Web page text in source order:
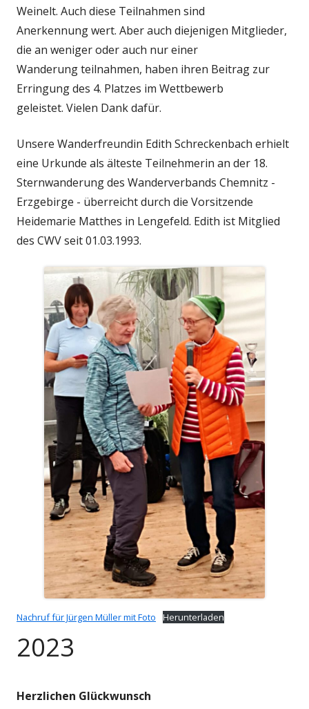
Weinelt. Auch diese Teilnahmen sind
Anerkennung wert. Aber auch diejenigen Mitglieder,
die an weniger oder auch nur einer
Wanderung teilnahmen, haben ihren Beitrag zur
Erringung des 4. Platzes im Wettbewerb
geleistet. Vielen Dank dafür.
Unsere Wanderfreundin Edith Schreckenbach erhielt
eine Urkunde als älteste Teilnehmerin an der 18.
Sternwanderung des Wanderverbands Chemnitz -
Erzgebirge - überreicht durch die Vorsitzende
Heidemarie Matthes in Lengefeld. Edith ist Mitglied
des CWV seit 01.03.1993.
Nachruf für Jürgen Müller mit Foto Herunterladen
2023
Herzlichen Glückwunsch